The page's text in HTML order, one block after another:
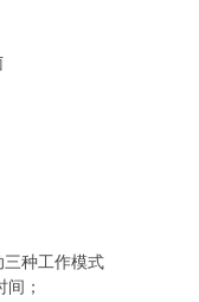
三种工作模式
；